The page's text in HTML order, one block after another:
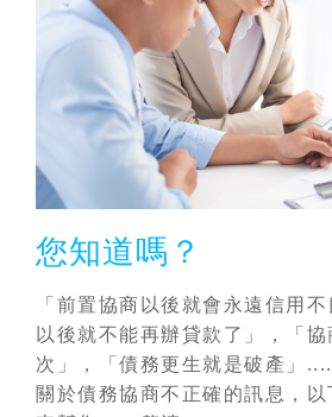
您知道嗎？
「前置協商以後就會永遠信用
以後就不能再辦貸款了」，「
次」，「債務更生就是破產」
關於債務協商不正確的訊息，